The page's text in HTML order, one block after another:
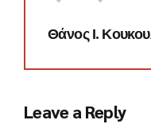
Θάνος Ι.
Leave a Reply